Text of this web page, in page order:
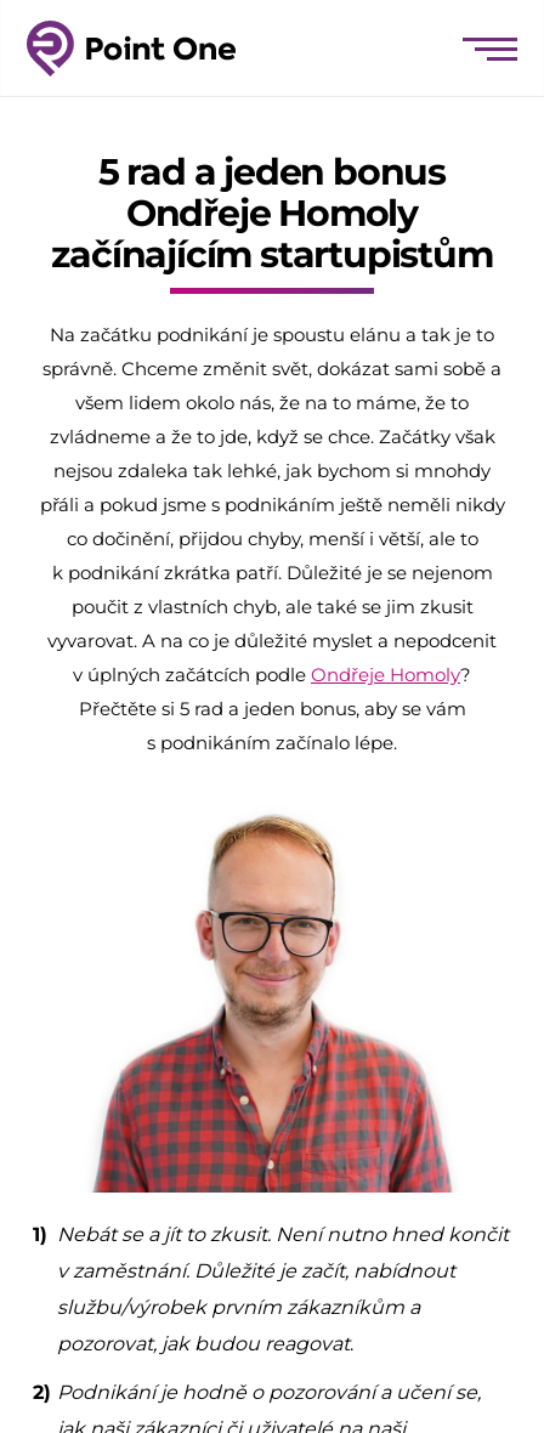
5 rad a jeden bonus
Ondřeje Homoly
začínajícím startupistům
Na začátku podnikání je spoustu elánu a tak je to
správně. Chceme změnit svět, dokázat sami sobě a
všem lidem okolo nás, že na to máme, že to
zvládneme a že to jde, když se chce. Začátky však
nejsou zdaleka tak lehké, jak bychom si mnohdy
přáli a pokud jsme s podnikáním ještě neměli nikdy
co dočinění, přijdou chyby, menší i větší, ale to
k podnikání zkrátka patří. Důležité je se nejenom
poučit z vlastních chyb, ale také se jim zkusit
vyvarovat. A na co je důležité myslet a nepodcenit
v úplných začátcích podle Ondřeje Homoly?
Přečtěte si 5 rad a jeden bonus, aby se vám
s podnikáním začínalo lépe.
Nebát se a jít to zkusit. Není nutno hned končit
v zaměstnání. Důležité je začít, nabídnout
službu/výrobek prvním zákazníkům a
pozorovat, jak budou reagovat.
Podnikání je hodně o pozorování a učení se,